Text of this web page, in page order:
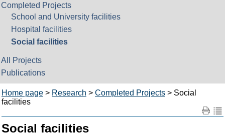
Completed Projects
School and University facilities
Hospital facilities
Social facilities
All Projects
Publications
Home page > Research > Completed Projects > Social
facilities
Social facilities